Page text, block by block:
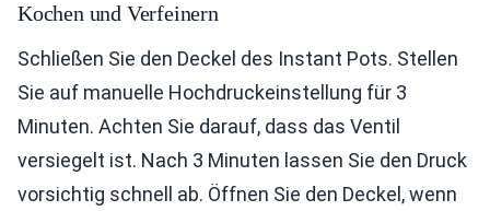
Kochen und Verfeinern
Schließen Sie den Deckel des Instant Pots. Stellen
Sie auf manuelle Hochdruckeinstellung für 3
Minuten. Achten Sie darauf, dass das Ventil
versiegelt ist. Nach 3 Minuten lassen Sie den Druck
vorsichtig schnell ab. Öffnen Sie den Deckel, wenn